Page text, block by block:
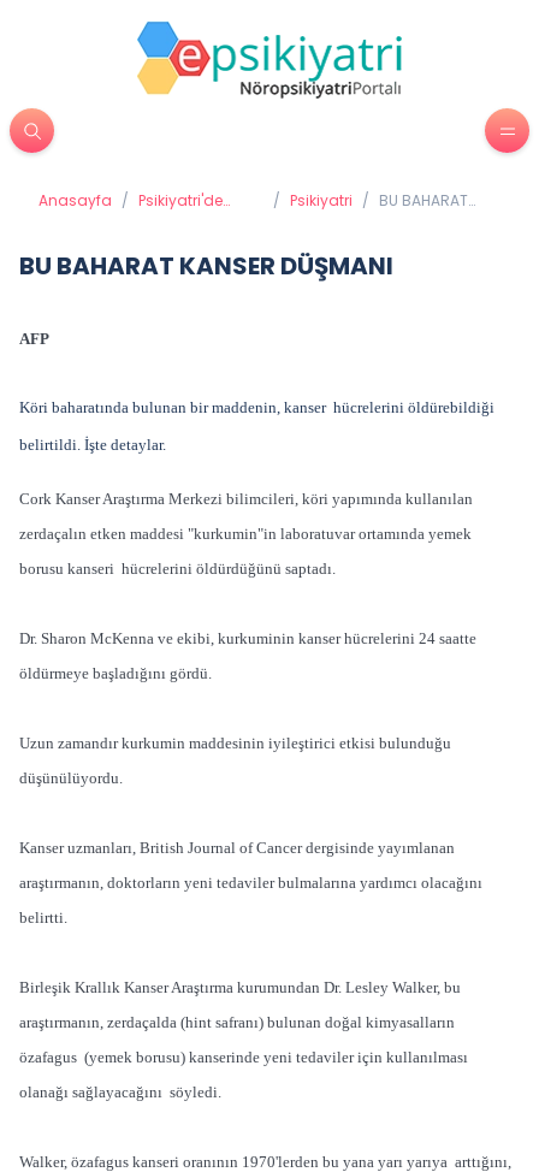
Anasayfa / Psikiyatri'de
/ Psikiyatri / BU BAHARAT
BU BAHARAT KANSER DÜŞMANI
AFP
Köri baharatında bulunan bir maddenin, kanser hücrelerini öldürebildiği
belirtildi. İşte detaylar.
Cork Kanser Araştırma Merkezi bilimcileri, köri yapımında kullanılan
zerdaçalın etken maddesi "kurkumin"in laboratuvar ortamında yemek
borusu kanseri hücrelerini öldürdüğünü saptadı.
Dr. Sharon McKenna ve ekibi, kurkuminin kanser hücrelerini 24 saatte
öldürmeye başladığını gördü.
Uzun zamandır kurkumin maddesinin iyileştirici etkisi bulunduğu
düşünülüyordu.
Kanser uzmanları, British Journal of Cancer dergisinde yayımlanan
araştırmanın, doktorların yeni tedaviler bulmalarına yardımcı olacağını
belirtti.
Birleşik Krallık Kanser Araştırma kurumundan Dr. Lesley Walker, bu
araştırmanın, zerdaçalda (hint safranı) bulunan doğal kimyasalların
özafagus (yemek borusu) kanserinde yeni tedaviler için kullanılması
olanağı sağlayacağını söyledi.
Walker, özafagus kanseri oranının 1970'lerden bu yana yarı yarıya arttığını,